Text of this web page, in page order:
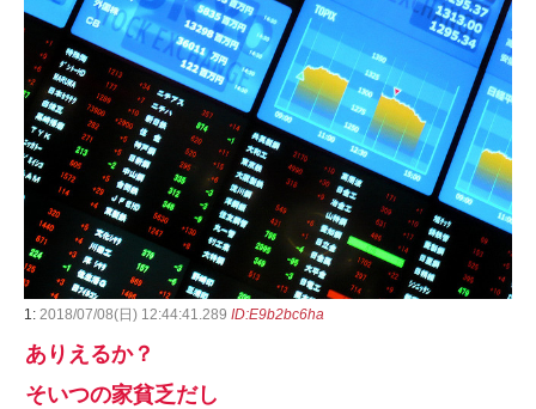
1: 2018/07/08(日) 12:44:41.289 ID:E9b2bc6ha
ありえるか？
そいつの家貧乏だし